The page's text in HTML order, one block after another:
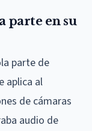
parte en su
parte de
aplica al
de cámaras
audio de